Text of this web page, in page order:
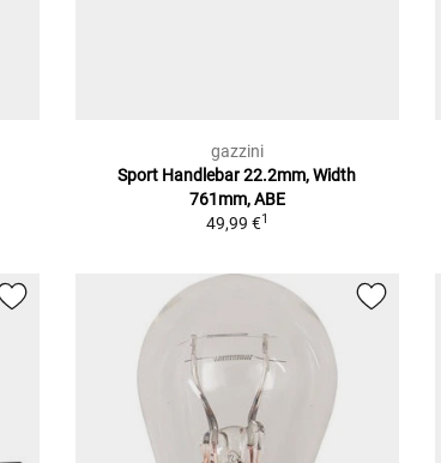
gazzini
Sport Handlebar 22.2mm, Width
761mm, ABE
49,99 €1